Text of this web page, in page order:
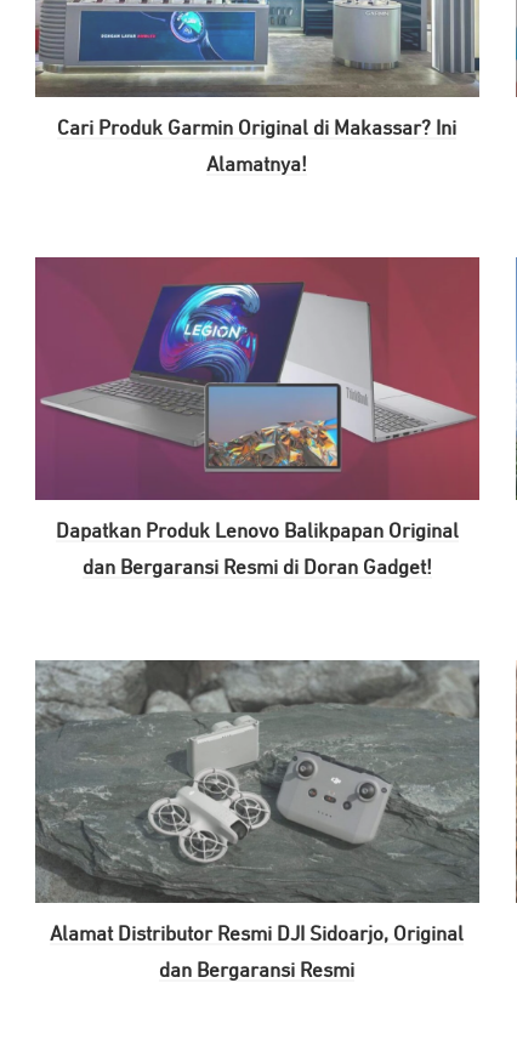
Cari Produk Garmin Original di Makassar? Ini
Alamatnya!
Dapatkan Produk Lenovo Balikpapan Original
dan Bergaransi Resmi di Doran Gadget!
Alamat Distributor Resmi DJI Sidoarjo, Original
dan Bergaransi Resmi